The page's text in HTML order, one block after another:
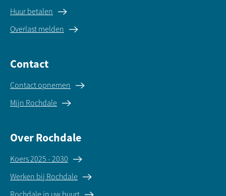
Huur betalen
Overlast melden
Contact
Contact opnemen
Mijn Rochdale
Over Rochdale
Koers 2025 - 2030
Werken bij Rochdale